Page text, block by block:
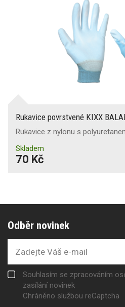
Rukavice povrstvené KIXX
Rukavice z nylonu s
Skladem
70 Kč
Odběr novinek
Souhlasím se zpracováním
zasílání novinek
Chráněno službou reCaptcha